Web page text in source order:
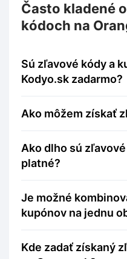
Často kladené
kódoch na
Sú zľavové kódy a kupóny dostupné na
Kodyo.sk zadarmo?
Ako môžem získať
Ako dlho sú zľavové kódy a kupóny
platné?
Je možné kombinovať viac zľavových
kupónov na jednu
Kde zadať získaný zľavový kód pri nákupe